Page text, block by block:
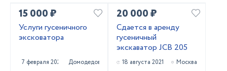
15 000 ₽
Услуги гусеничного
эксковатора
7 февраля 2022 Домодедово
20 000 ₽
Сдается в аренду
гусеничный
экскаватор JCB 205
18 августа 2021 Москва